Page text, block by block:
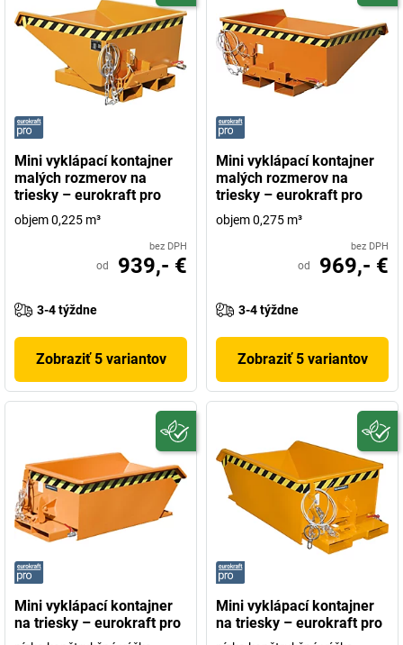
Mini vyklápací kontajner
malých rozmerov na
triesky – eurokraft pro
objem 0,225 m³
bez DPH
od 939,- €
3-4 týždne
Zobraziť 5 variantov
Mini vyklápací kontajner
malých rozmerov na
triesky – eurokraft pro
objem 0,275 m³
bez DPH
od 969,- €
3-4 týždne
Zobraziť 5 variantov
Mini vyklápací kontajner
na triesky – eurokraft pro
Mini vyklápací kontajner
na triesky – eurokraft pro